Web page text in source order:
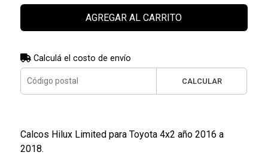
AGREGAR AL CARRITO
Calculá el costo de envío
CALCULAR
Calcos Hilux Limited para Toyota 4x2 año 2016 a
2018.